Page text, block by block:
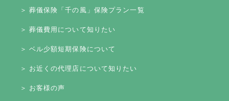
＞ 葬儀保険「千の風」保険プラン一覧
＞ 葬儀費用について知りたい
＞ ベル少額短期保険について
＞ お近くの代理店について知りたい
＞ お客様の声